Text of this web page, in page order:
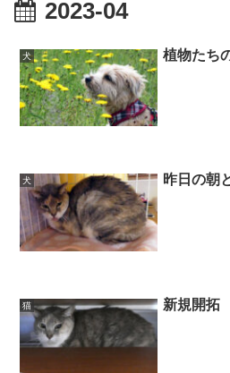
2023-04
犬 植物たち
犬 昨日の朝
猫 新規開拓